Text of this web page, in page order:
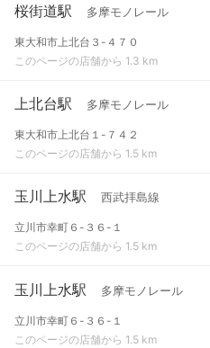
桜街道駅 多摩モノレール
東大和市上北台３-４７０
このページの店舗から 1.3 km
上北台駅 多摩モノレール
東大和市上北台１-７４２
このページの店舗から 1.5 km
玉川上水駅 西武拝島線
立川市幸町６-３６-１
このページの店舗から 1.5 km
玉川上水駅 多摩モノレール
立川市幸町６-３６-１
このページの店舗から 1.5 km